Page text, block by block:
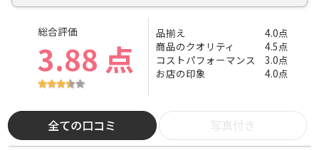
総合評価
3.88 点
品揃え
4.0点
商品のクオリティ
4.5点
コストパフォーマンス
3.0点
お店の印象
4.0点
全ての口コミ 写真付き